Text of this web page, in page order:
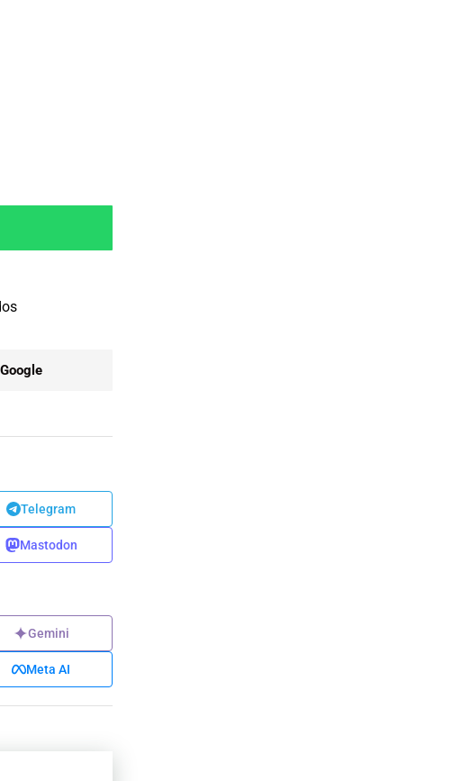
Telegram
Mastodon
Gemini
Meta AI